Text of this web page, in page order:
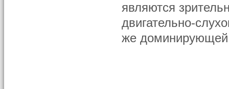
являются
двигательно-
же доминирующей